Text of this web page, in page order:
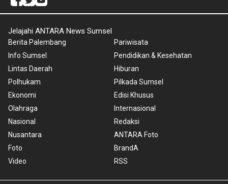
Jelajahi ANTARA News Sumsel
Berita Palembang
Info Sumsel
Lintas Daerah
Polhukam
Ekonomi
Olahraga
Nasional
Nusantara
Foto
Video
Pariwisata
Pendidikan & Kesehatan
Hiburan
Pilkada Sumsel
Edisi Khusus
Internasional
Redaksi
ANTARA Foto
BrandA
RSS